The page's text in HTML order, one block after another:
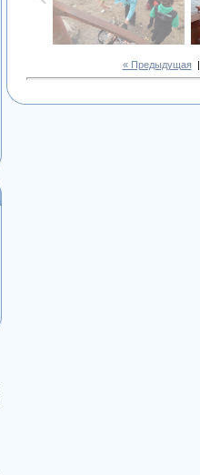
« Предыдущая